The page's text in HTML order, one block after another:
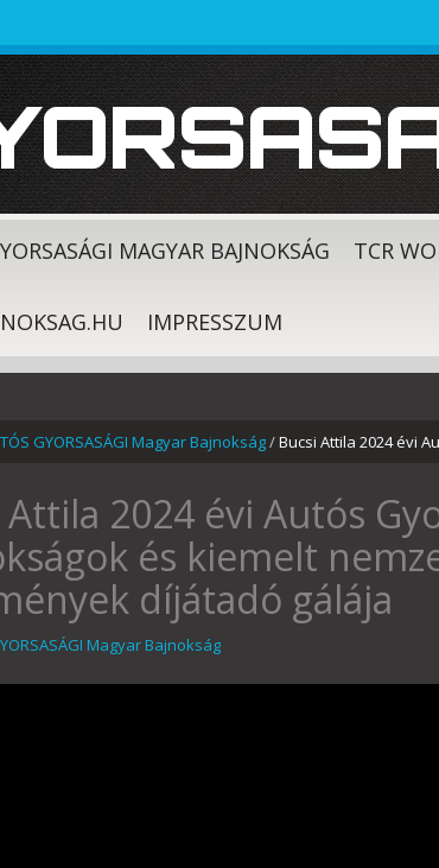
MAGYAR BAJNOKSÁG TCR
IMPRESSZUM
GYORSASÁGI Magyar Bajnokság/Bucsi Attila 2024 évi
Attila 2024 évi Autós
és kiemelt
díjátadó gálája
Magyar Bajnokság